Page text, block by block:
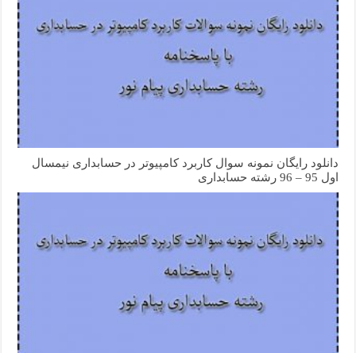
دانلود رایگان نمونه سوال کاربرد کامپیوتر در حسابداری نیمسال
اول 95 – 96 رشته حسابداری